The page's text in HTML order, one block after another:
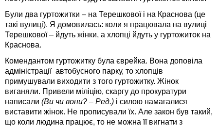
Були два гуртожитки – на Терешкової і на Краснова (це
такі вулиці). Я домовилась: коли я працювала на вулиці
Терешкової – йдуть жінки, а хлопці йдуть у гуртожиток на
Краснова.
Комендантом гуртожитку була єврейка. Вона доповіла
адміністрації автобусного парку, то хлопців
примушували виходити з того гуртожитку. Жінок
виганяли. Привели міліцію, скаргу до прокуратури
написали (Ви чи вони? – Ред.) і силою намагалися
виставити жінок. Не прописували їх. Але закон був такий,
що коли людина працює, то не можна її вигнати з